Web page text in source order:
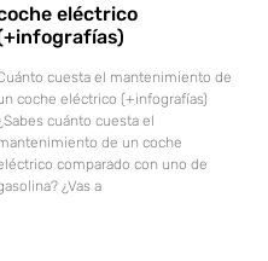
eléctrico
cuesta el mantenimiento de
coche eléctrico (+infografías)
cuánto cuesta el
de un coche
comparado con uno de
¿Vas a